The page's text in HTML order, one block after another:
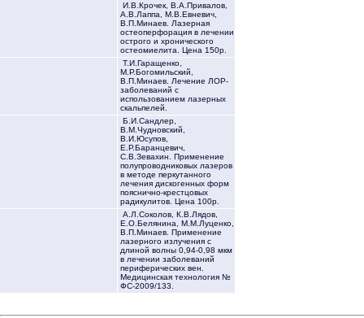
И.В.Крочек, В.А.Привалов,
А.В.Лаппа, М.В.Евневич,
В.П.Минаев. Лазерная
остеоперфорация в лечении
острого и хронического
остеомиелита. Цена 150р.
Т.И.Гаращенко,
М.Р.Богомильский,
В.П.Минаев. Лечение ЛОР-
заболеваний с
использованием лазерных
скальпелей.
Б.И.Сандлер,
В.М.Чудновский,
В.И.Юсупов,
Е.Р.Баранцевич,
С.В.Зевахин. Применение
полупроводниковых лазеров
в методе перкутанного
лечения дискогенных форм
пояснично-крестцовых
радикулитов. Цена 100р.
А.Л.Соколов, К.В.Лядов,
Е.О.Белянина, М.М.Луценко,
В.П.Минаев. Применение
лазерного излучения с
длиной волны 0,94-0,98 мкм
в лечении заболеваний
периферических вен.
Медицинская технология №
ФС-2009/133.